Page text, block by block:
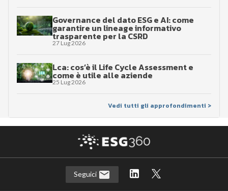
Governance del dato ESG e AI: come
garantire un lineage informativo
trasparente per la CSRD
27 Lug 2026
Lca: cos’è il Life Cycle Assessment e
come è utile alle aziende
25 Lug 2026
Vedi tutti gli approfondimenti >
Seguici